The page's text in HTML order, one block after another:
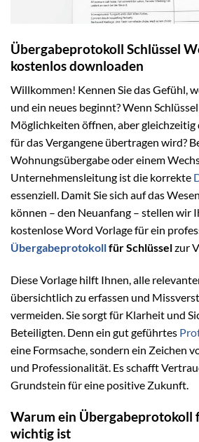
Übergabeprotokoll Schlüssel
kostenlos downloaden
Willkommen! Kennen Sie das Gefühl,
und ein neues beginnt? Wenn
Möglichkeiten öffnen, aber
für das Vergangene übertragen wird?
Wohnungsübergabe oder einem
Unternehmensleitung ist die korrekte
essenziell. Damit Sie sich auf das
können – den Neuanfang – stellen wir
kostenlose Word Vorlage für ein
Übergabeprotokollfür Schlüsselzur
Diese Vorlage hilft Ihnen, alle
übersichtlich zu erfassen und
vermeiden. Sie sorgt für Klarheit und
Beteiligten. Denn ein gut geführtes
eine Formsache, sondern ein Zeichen
und Professionalität. Es schafft
Grundstein für eine positive Zukunft.
Warum ein Übergabeprotokoll
wichtig ist